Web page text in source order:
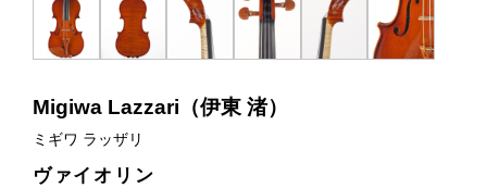
Migiwa Lazzari（伊東 渚）
ミギワ ラッザリ
ヴァイオリン